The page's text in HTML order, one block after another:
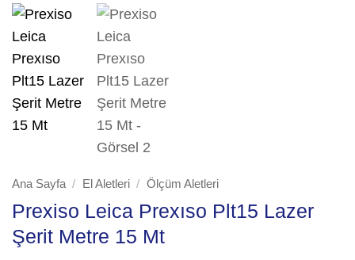
Ana Sayfa / El Aletleri / Ölçüm Aletleri
Prexiso Leica Prexıso Plt15 Lazer
Şerit Metre 15 Mt